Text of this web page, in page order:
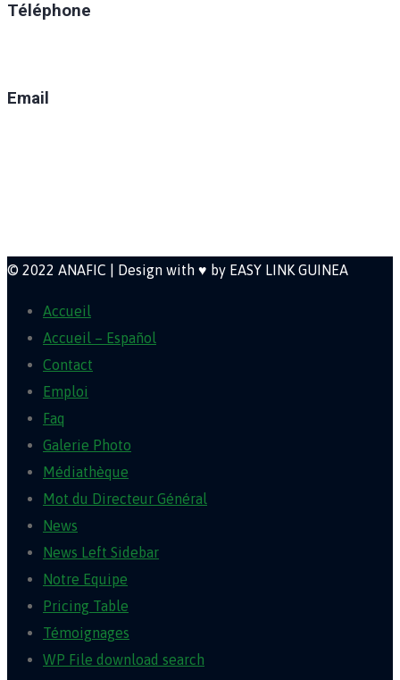
Téléphone
Email
© 2022 ANAFIC | Design with ♥ by EASY LINK GUINEA
Accueil
Accueil – Español
Contact
Emploi
Faq
Galerie Photo
Médiathèque
Mot du Directeur Général
News
News Left Sidebar
Notre Equipe
Pricing Table
Témoignages
WP File download search